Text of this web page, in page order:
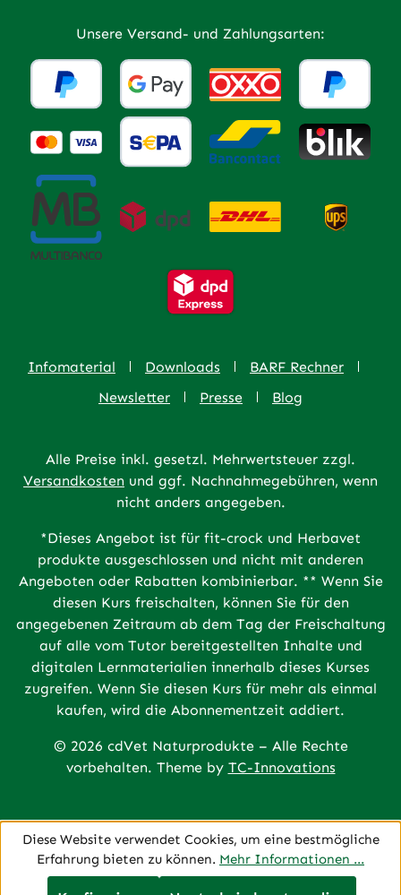
Unsere Versand- und Zahlungsarten:
Infomaterial Downloads
BARF Rechner
Newsletter
Presse Blog
Alle Preise inkl. gesetzl. Mehrwertsteuer zzgl.
Versandkosten und ggf. Nachnahmegebühren, wenn
nicht anders angegeben.
*Dieses Angebot ist für fit-crock und Herbavet
produkte ausgeschlossen und nicht mit anderen
Angeboten oder Rabatten kombinierbar. ** Wenn Sie
diesen Kurs freischalten, können Sie für den
angegebenen Zeitraum ab dem Tag der Freischaltung
auf alle vom Tutor bereitgestellten Inhalte und
digitalen Lernmaterialien innerhalb dieses Kurses
zugreifen. Wenn Sie diesen Kurs für mehr als einmal
kaufen, wird die Abonnementzeit addiert.
© 2026 cdVet Naturprodukte – Alle Rechte
vorbehalten. Theme by TC-Innovations
Diese Website verwendet Cookies, um eine bestmögliche
Erfahrung bieten zu können. Mehr Informationen ...